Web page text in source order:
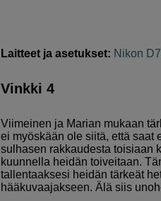
Laitteet ja asetukset: Nikon
Vinkki 4
Viimeinen ja Marian mukaan
ei myöskään ole siitä, että saat
sulhasen rakkaudesta toisiaan
kuunnella heidän toiveitaan.
tallentaaksesi heidän tärkeät
hääkuvaajakseen. Älä siis